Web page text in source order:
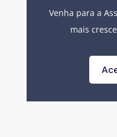
Venha para a
mais